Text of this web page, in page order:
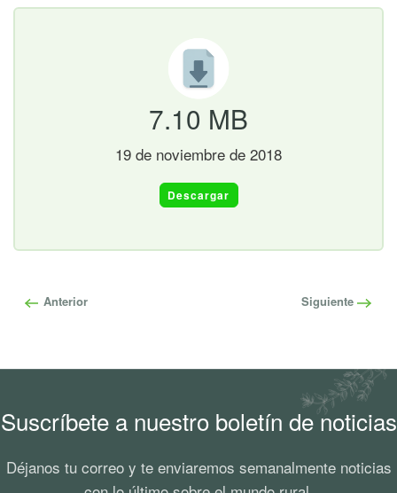
7.10 MB
19 de noviembre de 2018
Descargar
Anterior Siguiente
Suscríbete a nuestro boletín de noticias
Déjanos tu correo y te enviaremos semanalmente noticias